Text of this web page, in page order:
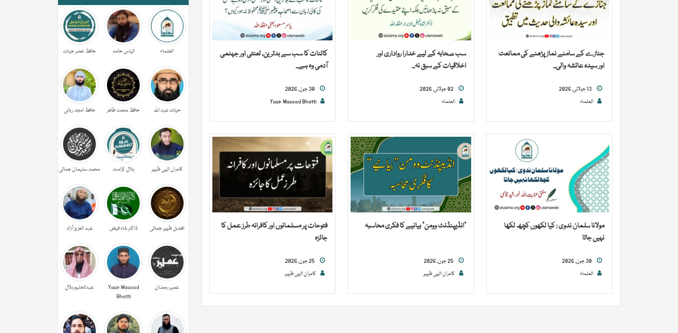
جنازے کے سامنے نماز پڑھنے کی ممانعت
اور سیدہ عائشہ والی...
العلماء
سب صحابہ کے لیے خدارا رواداری اور
اخلاقیات کے سبق نہ...
02 جولائی, 2026
العلماء
کائنات کا سب سے بدترین، لعنتی اور جہنمی
آدمی وہ ہے...
Yasir Masood Bhatti
مولانا سلمان ندوی : کیا لکھوں کچھ لکھا
نہیں جاتا
العلماء
“انڈیپنڈنٹ وومن” بیانیے کا فکری محاسبہ
25 جون, 2026
کامران الہی ظہیر
فتوحات پر مسلمانوں اور کافرانہ طرز عمل کا
جائزہ
کامران الہی ظہیر
العلماء الیاس حامد حافظ خضر حیات
حیات عبد اللہ حافظ محمد طاھر حافظ امجد ربانی
کامران الہی ظہیر بلال کرامت محمد سلیمان جمالی
افضل ظہیر جمالی ڈاکٹر شاہ فیض عبد العزیز آزاد
عمیر رمضان
Yasir Masood
Bhatti
عبدالحليم بلال